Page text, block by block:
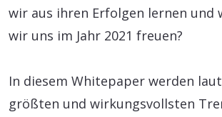
wir aus ihren Erfolgen lernen und
wir uns im Jahr 2021 freuen?
In diesem Whitepaper werden
größten und wirkungsvollsten